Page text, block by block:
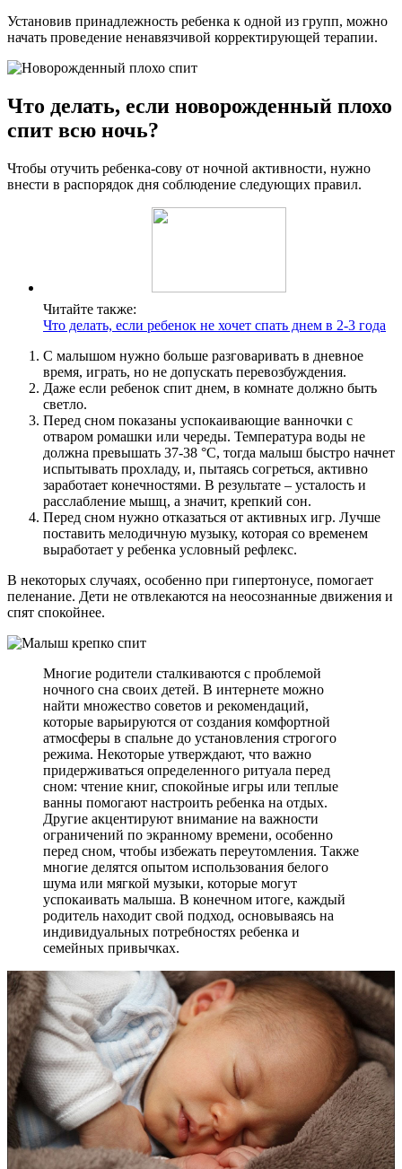
Установив принадлежность ребенка к одной из групп, можно
начать проведение ненавязчивой корректирующей терапии.
Что делать, если новорожденный плохо
спит всю ночь?
Чтобы отучить ребенка-сову от ночной активности, нужно
внести в распорядок дня соблюдение следующих правил.
Читайте также:
Что делать, если ребенок не хочет спать днем в 2-3 года
С малышом нужно больше разговаривать в дневное
время, играть, но не допускать перевозбуждения.
Даже если ребенок спит днем, в комнате должно быть
светло.
Перед сном показаны успокаивающие ванночки с
отваром ромашки или череды. Температура воды не
должна превышать 37-38 °С, тогда малыш быстро начнет
испытывать прохладу, и, пытаясь согреться, активно
заработает конечностями. В результате – усталость и
расслабление мышц, а значит, крепкий сон.
Перед сном нужно отказаться от активных игр. Лучше
поставить мелодичную музыку, которая со временем
выработает у ребенка условный рефлекс.
В некоторых случаях, особенно при гипертонусе, помогает
пеленание. Дети не отвлекаются на неосознанные движения и
спят спокойнее.
Многие родители сталкиваются с проблемой
ночного сна своих детей. В интернете можно
найти множество советов и рекомендаций,
которые варьируются от создания комфортной
атмосферы в спальне до установления строгого
режима. Некоторые утверждают, что важно
придерживаться определенного ритуала перед
сном: чтение книг, спокойные игры или теплые
ванны помогают настроить ребенка на отдых.
Другие акцентируют внимание на важности
ограничений по экранному времени, особенно
перед сном, чтобы избежать переутомления. Также
многие делятся опытом использования белого
шума или мягкой музыки, которые могут
успокаивать малыша. В конечном итоге, каждый
родитель находит свой подход, основываясь на
индивидуальных потребностях ребенка и
семейных привычках.